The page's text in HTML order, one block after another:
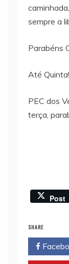
sempre a
Parabéns
Até Quinta!
PEC dos
terça,
Post
SHARE